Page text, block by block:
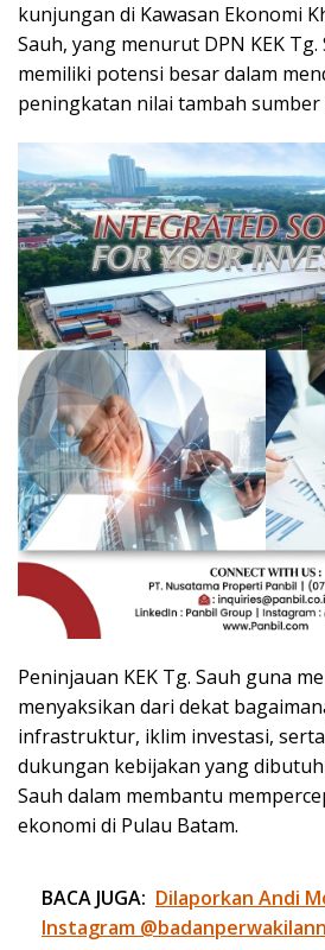
kunjungan di Kawasan Ekonomi
Sauh, yang menurut DPN KEK
memiliki potensi besar dalam
peningkatan nilai tambah sumber
Peninjauan KEK Tg. Sauh guna
menyaksikan dari dekat
infrastruktur, iklim investasi,
dukungan kebijakan yang
Sauh dalam membantu
ekonomi di Pulau Batam.
BACA JUGA: Dilaporkan Andi
Instagram